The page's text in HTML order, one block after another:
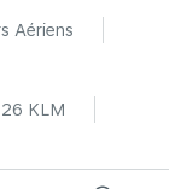
Aériens
KLM